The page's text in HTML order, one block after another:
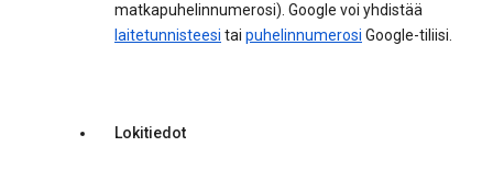
matkapuhelinnumerosi). Google voi yhdistää
laitetunnisteesi tai puhelinnumerosi Google-tiliisi.
Lokitiedot